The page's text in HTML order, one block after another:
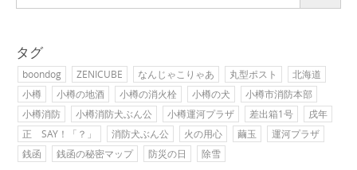
タグ
boondog ZENICUBE なんじゃこりゃあ 丸型ポスト
北海道
小樽
小樽の地酒 小樽の消火栓 小樽の犬
小樽市消防本部
小樽消防
小樽消防犬ぶん公 小樽運河プラザ 差出箱1号
戌年
正 SAY！「？」
消防犬ぶん公 火の用心 繭玉
運河プラザ
銭函
銭函の秘密マップ 防災の日 除雪